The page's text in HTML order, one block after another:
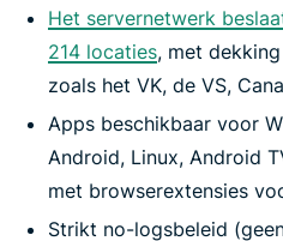
Het servernetwerk
214 locaties, met
zoals het VK, de VS,
Apps beschikbaar voor
Android, Linux, Android
met browserextensies
Strikt no-logsbeleid